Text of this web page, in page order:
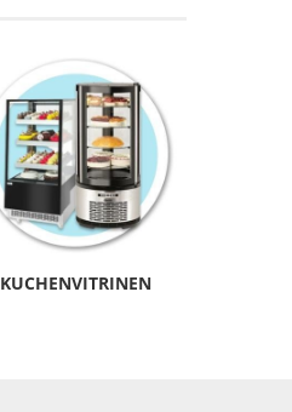
KUCHENVITRINEN